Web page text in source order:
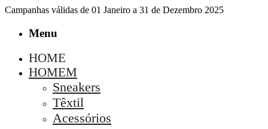
Campanhas válidas de 01 Janeiro a 31 de Dezembro 2025
Menu
HOME
HOMEM
Sneakers
Têxtil
Acessórios